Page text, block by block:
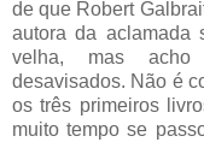
de que Robert
autora da aclamada
velha, mas acho
desavisados. Não é
os três primeiros
muito tempo se